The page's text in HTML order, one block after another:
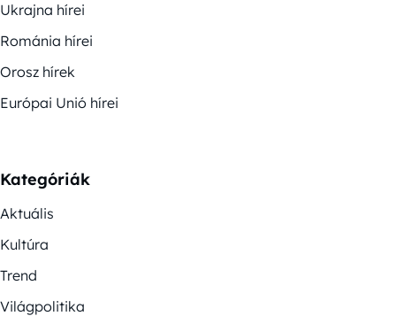
Ukrajna hírei
Románia hírei
Orosz hírek
Európai Unió hírei
Kategóriák
Aktuális
Kultúra
Trend
Világpolitika